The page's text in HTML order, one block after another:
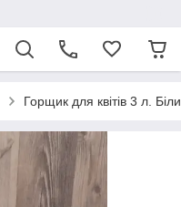
Горщик для квітів 3 л.